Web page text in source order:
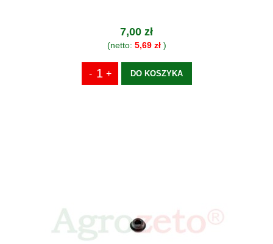
7,00 zł
(netto: 5,69 zł)
DO KOSZYKA